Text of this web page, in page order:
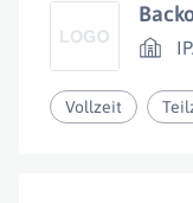
Vollzeit